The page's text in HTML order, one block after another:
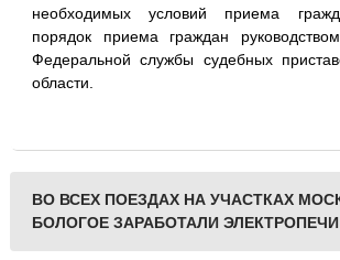
необходимых условий приема
порядок приема граждан
Федеральной службы судебных
области.
ВО ВСЕХ ПОЕЗДАХ НА УЧАСТКАХ
БОЛОГОЕ ЗАРАБОТАЛИ ЭЛЕКТРОПЕЧИ